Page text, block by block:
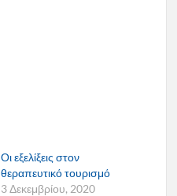
Οι εξελίξεις στον
θεραπευτικό τουρισμό
3 Δεκεμβρίου, 2020